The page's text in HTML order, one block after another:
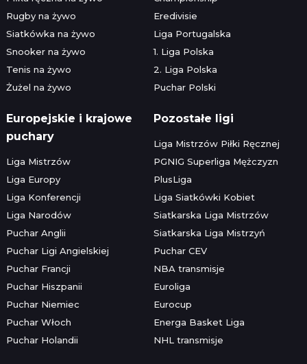
Rugby na żywo
Siatkówka na żywo
Snooker na żywo
Tenis na żywo
Żużel na żywo
Eredivisie
Liga Portugalska
1. Liga Polska
2. Liga Polska
Puchar Polski
Europejskie i krajowe
puchary
Liga Mistrzów
Liga Europy
Liga Konferencji
Liga Narodów
Puchar Anglii
Puchar Ligi Angielskiej
Puchar Francji
Puchar Hiszpanii
Puchar Niemiec
Puchar Włoch
Puchar Holandii
Pozostałe ligi
Liga Mistrzów Piłki Ręcznej
PGNIG Superliga Mężczyzn
PlusLiga
Liga Siatkówki Kobiet
Siatkarska Liga Mistrzów
Siatkarska Liga Mistrzyń
Puchar CEV
NBA transmisje
Euroliga
Eurocup
Energa Basket Liga
NHL transmisje